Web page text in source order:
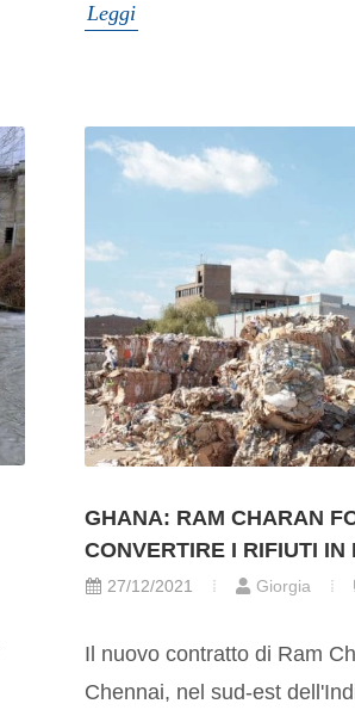
Leggi
GHANA: RAM CHARAN
CONVERTIRE I RIFIUTI IN
27/12/2021 Giorgia
Il nuovo contratto di Ram
Chennai, nel sud-est